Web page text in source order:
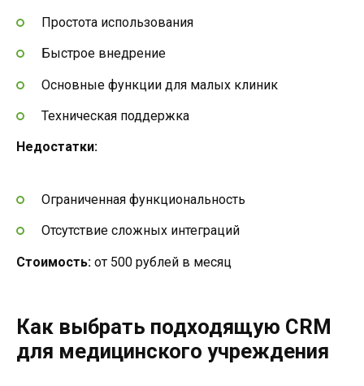
Простота использования
Быстрое внедрение
Основные функции для малых клиник
Техническая поддержка
Недостатки:
Ограниченная функциональность
Отсутствие сложных интеграций
Стоимость: от 500 рублей в месяц
Как выбрать подходящую CRM
для медицинского учреждения